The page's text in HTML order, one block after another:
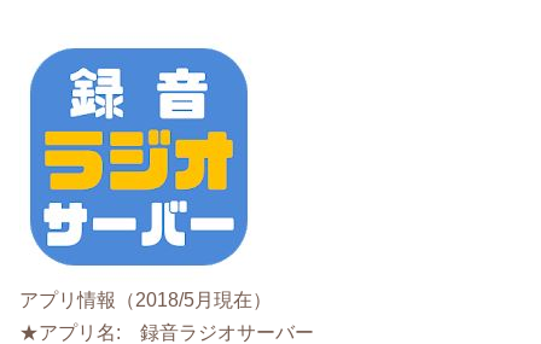
アプリ情報（2018/5月現在）
★アプリ名: 録音ラジオサーバー